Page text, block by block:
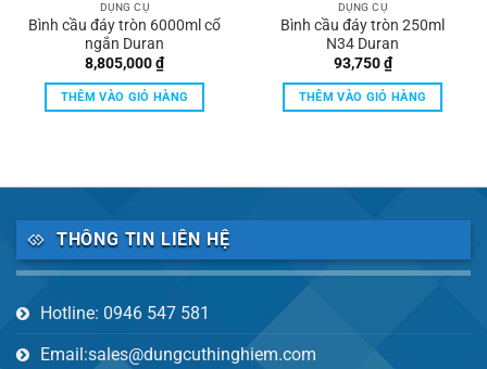
DỤNG CỤ
Bình cầu đáy tròn 6000ml cổ
ngắn Duran
8,805,000₫
THÊM VÀO GIỎ HÀNG
DỤNG CỤ
Bình cầu đáy tròn 250ml
N34 Duran
93,750₫
THÊM VÀO GIỎ HÀNG
THÔNG TIN LIÊN HỆ
Hotline: 0946 547 581
Email:sales@dungcuthinghiem.com